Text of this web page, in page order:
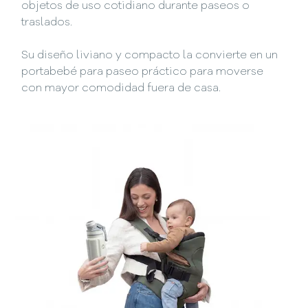
objetos de uso cotidiano durante paseos o
traslados.
Su diseño liviano y compacto la convierte en un
portabebé para paseo práctico para moverse
con mayor comodidad fuera de casa.